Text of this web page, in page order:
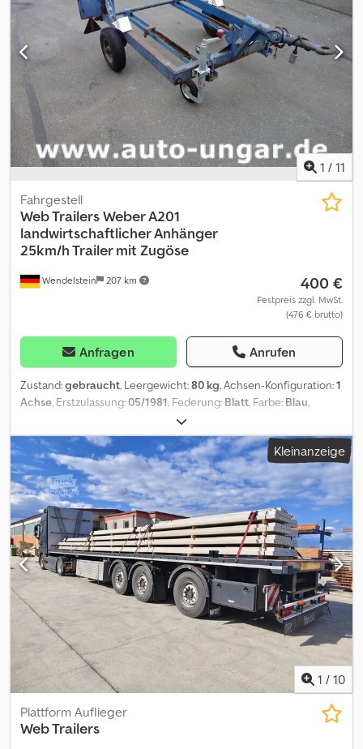
1 / 11
Wendelstein 207 km
Fahrgestell
Web TrailersWeber A201
landwirtschaftlicher Anhänger
25km/h Trailer mit Zugöse
400 €
Festpreis zzgl. MwSt.
(476 € brutto)
Anfragen Anrufen
Zustand:gebraucht, Leergewicht:80 kg, Achsen-Konfiguration:1
Achse, Erstzulassung:05/1981, Federung: Blatt, Farbe: Blau,
, Trailer: - Weber - Typ A201 - EZ: 12.05.1981 -
Gesamtmaß: 215cm x 160cm (lxb) - Innenmaß: 130cm x 96 (lxb) -
Zugöse - Stützlast 150kg - Leergewicht: 80kg; zul. GG: derzeit
450kg (Trailer wurde abgelastet, ursprünglich 930kg) - 25km/h-
Zulassung - aus kommunalem Besitz, 1. Hand Dcodpfoqxudtsx
Ackok Ein Video dieses Angebots finden Sie auf Unseren
gesamten Fahrzeugbestand finden Sie unter Alle neu
eingestellten Fahrzeuge per Email erhalten – melden Sie sich bei
unserem NEWSLETTER an! Irrtümer und Schreibfehler möglich,
Zwischenverkauf vorbehalten!
Kleinanzeige
1 / 10
Plattform Auflieger
Web Trailers